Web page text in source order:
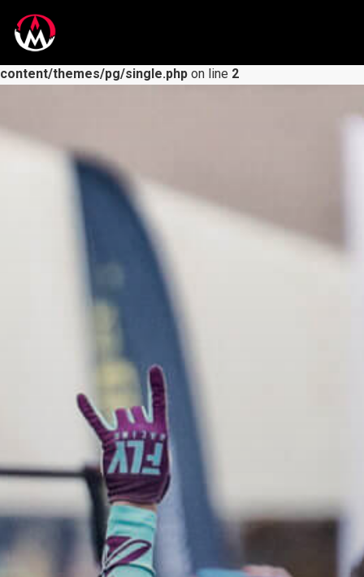
Warning: Undefined variable $post_id in
/data/web/virtuals/103672/virtual/www/domains/
content/themes/pg/single.php on line 2